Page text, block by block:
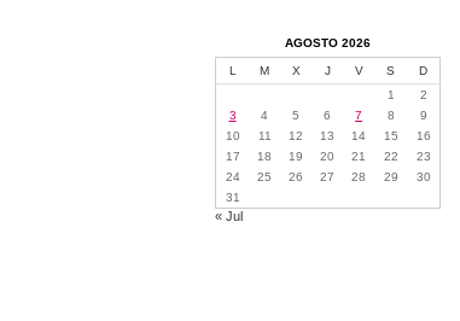
AGOSTO 2026
L M X J V S
D
1
2
3
4 5 6 7 8
9
10
11 12 13 14 15
16
17
18 19 20 21 22
23
24
25 26 27 28 29
30
31
« Jul